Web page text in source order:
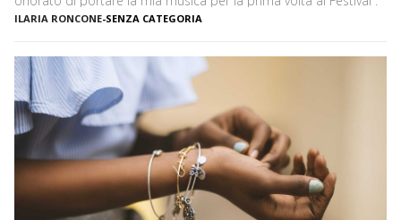
ILARIA RONCONE-SENZA CATEGORIA